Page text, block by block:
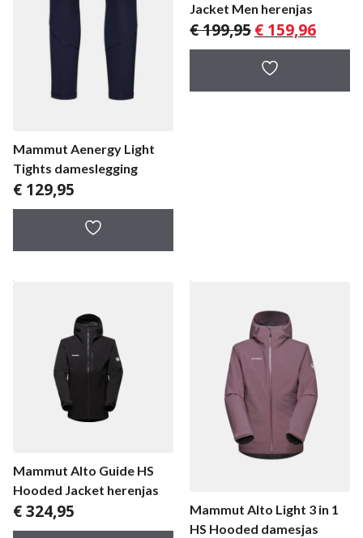
Mammut Aenergy Light
Tights dameslegging
€ 129,95
Jacket Men herenjas
€199,95 Oorspronkelijke
prijs
was:
€ 199,95.
€ 159,96Huidige
prijs
Mammut Alto Guide HS
Hooded Jacket herenjas
€324,95
Mammut Alto Light 3 in 1
HS Hooded damesjas